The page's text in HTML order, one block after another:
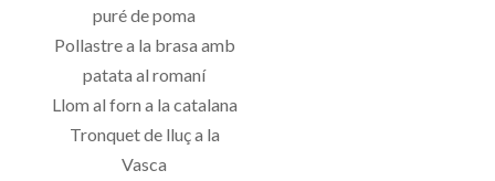
puré de poma
Pollastre a la brasa amb
patata al romaní
Llom al forn a la catalana
Tronquet de lluç a la
Vasca